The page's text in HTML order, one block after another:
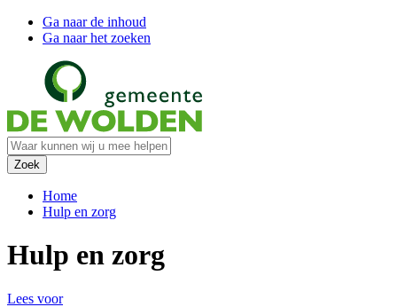
Ga naar de inhoud
Ga naar het zoeken
Home
Hulp en zorg
Hulp en zorg
Lees voor